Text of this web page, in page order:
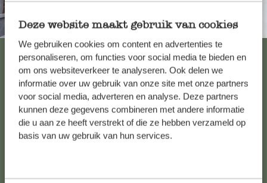
Deze website maakt gebruik van cookies
We gebruiken cookies om content en advertenties te
personaliseren, om functies voor social media te bieden en
om ons websiteverkeer te analyseren. Ook delen we
informatie over uw gebruik van onze site met onze partners
voor social media, adverteren en analyse. Deze partners
kunnen deze gegevens combineren met andere informatie
die u aan ze heeft verstrekt of die ze hebben verzameld op
basis van uw gebruik van hun services.
Immer in der Nähe
Alle 62 Geschäfte anzeigen
Kundenservice/Hilfe
Falls Sie Fragen haben oder Tipps und Hilfe brauchen, wenden